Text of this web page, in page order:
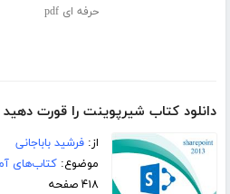
حرفه ای pdf
دانلود کتاب شیرپوینت را قورت دهید
از:فرشید باباجانی
موضوع:کتاب‌های
۴۱۸ صفحه